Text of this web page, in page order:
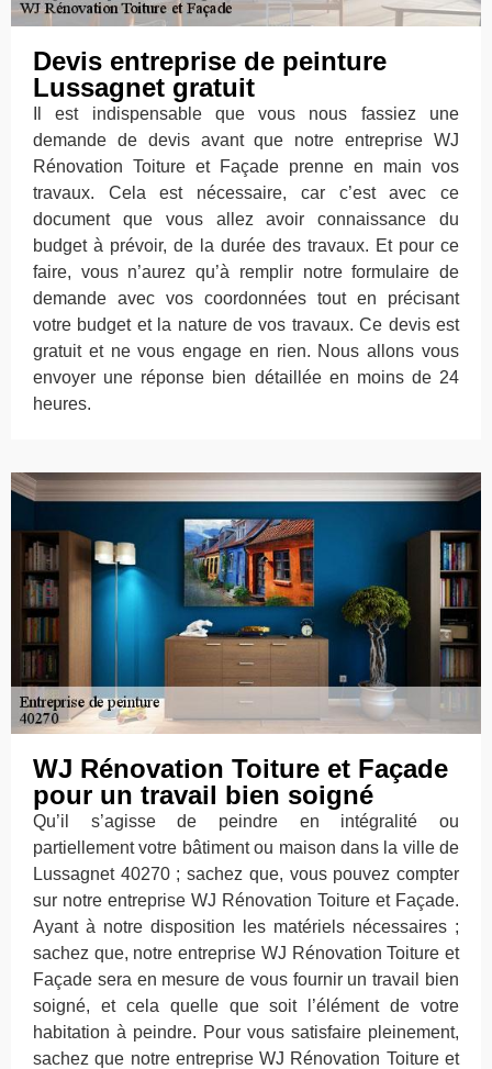
Devis entreprise de peinture
Lussagnet gratuit
Il est indispensable que vous nous fassiez une
demande de devis avant que notre entreprise WJ
Rénovation Toiture et Façade prenne en main vos
travaux. Cela est nécessaire, car c’est avec ce
document que vous allez avoir connaissance du
budget à prévoir, de la durée des travaux. Et pour ce
faire, vous n’aurez qu’à remplir notre formulaire de
demande avec vos coordonnées tout en précisant
votre budget et la nature de vos travaux. Ce devis est
gratuit et ne vous engage en rien. Nous allons vous
envoyer une réponse bien détaillée en moins de 24
heures.
WJ Rénovation Toiture et Façade
pour un travail bien soigné
Qu’il s’agisse de peindre en intégralité ou
partiellement votre bâtiment ou maison dans la ville de
Lussagnet 40270 ; sachez que, vous pouvez compter
sur notre entreprise WJ Rénovation Toiture et Façade.
Ayant à notre disposition les matériels nécessaires ;
sachez que, notre entreprise WJ Rénovation Toiture et
Façade sera en mesure de vous fournir un travail bien
soigné, et cela quelle que soit l’élément de votre
habitation à peindre. Pour vous satisfaire pleinement,
sachez que notre entreprise WJ Rénovation Toiture et